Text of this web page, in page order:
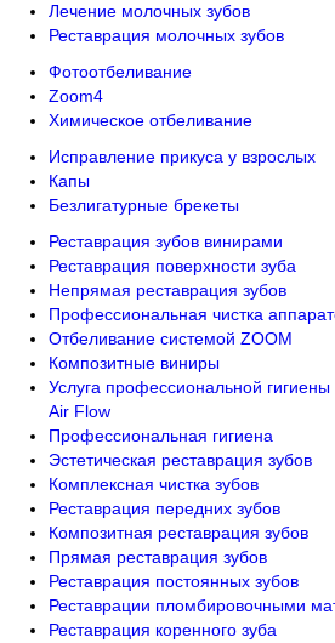
Лечение молочных зубов
Реставрация молочных зубов
Фотоотбеливание
Zoom4
Химическое отбеливание
Исправление прикуса у взрослых
Капы
Безлигатурные брекеты
Реставрация зубов винирами
Реставрация поверхности зуба
Непрямая реставрация зубов
Профессиональная чистка
Отбеливание системой ZOOM
Композитные виниры
Услуга профессиональной
Air Flow
Профессиональная гигиена
Эстетическая реставрация зубов
Комплексная чистка зубов
Реставрация передних зубов
Композитная реставрация зубов
Прямая реставрация зубов
Реставрация постоянных зубов
Реставрации пломбировочными
Реставрация коренного зуба